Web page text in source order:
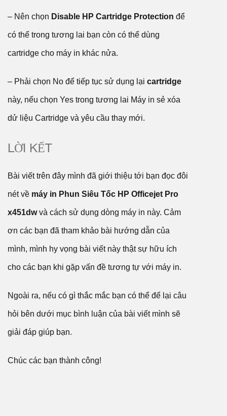
– Nên chọn Disable HP Cartridge Protection để
có thể trong tương lai bạn còn có thể dùng
cartridge cho máy in khác nửa.
– Phải chọn No để tiếp tục sử dụng lại cartridge
này, nếu chọn Yes trong tương lai Máy in sẻ xóa
dử liệu Cartridge và yêu cầu thay mới.
LỜI KẾT
Bài viết trên đây mình đã giới thiệu tới bạn đọc đôi
nét về máy in Phun Siêu Tốc HP Officejet Pro
x451dwvà cách sử dụng dòng máy in này. Cảm
ơn các bạn đã tham khảo bài hướng dẫn của
mình, mình hy vọng bài viết này thật sự hữu ích
cho các bạn khi gặp vấn đề tương tự với máy in.
Ngoài ra, nếu có gì thắc mắc bạn có thể để lại câu
hỏi bên dưới mục bình luận của bài viết mình sẽ
giải đáp giúp bạn.
Chúc các bạn thành công!